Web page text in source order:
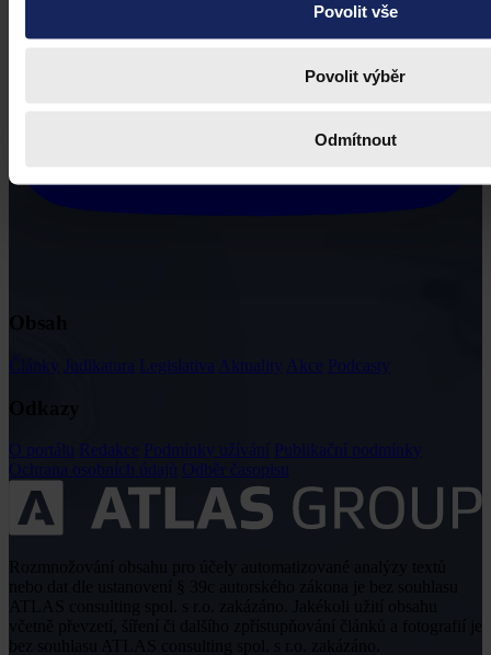
Povolit vše
Povolit výběr
Odmítnout
Články Judikatura Legislativa Aktuality Akce Podcasty
O portálu Redakce Podmínky užívání Publikační podmínky
Ochrana osobních údajů Odběr časopisu
včetně převzetí, šíření či dalšího zpřístupňování článků a fotografií je